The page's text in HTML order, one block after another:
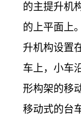
的主提升机
的上平面上
升机构设置
车上，小车
形构架的移
移动式的台